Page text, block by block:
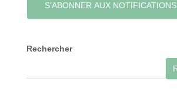
S’ABONNER AUX NOTIFICATIONS
Rechercher